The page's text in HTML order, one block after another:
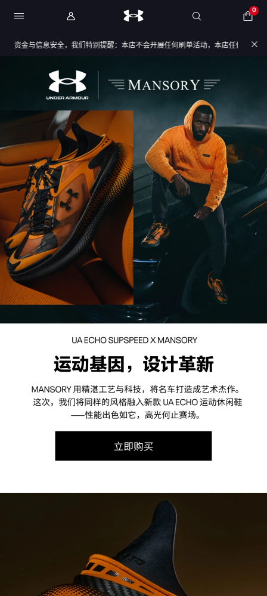
0
与信息安全，我们特别提醒：本店不会开展任何刷单活动，本店任何售后/退款